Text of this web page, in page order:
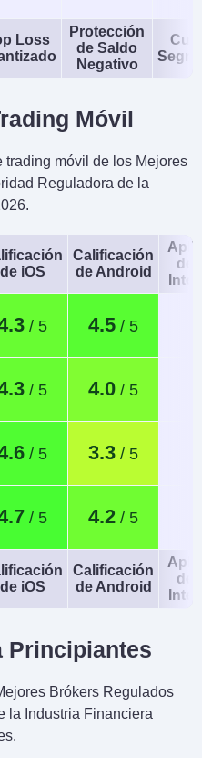
Loss
Protección
de Saldo
Negativo
Móvil
trading móvil de los Mejores
Reguladora de la
de iOS
Calificación
de Android
de
4.5
4.0
3.3
4.2
de iOS
Calificación
de Android
de
Principiantes
Brókers Regulados
la Industria Financiera